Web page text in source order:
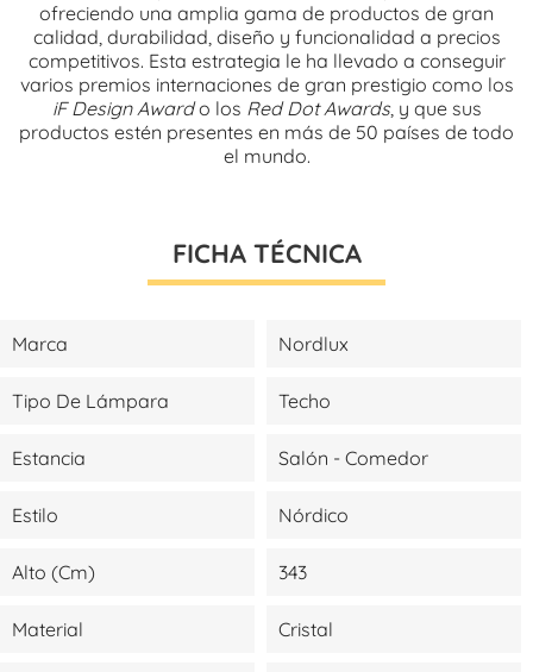
ofreciendo una amplia gama de productos de gran
calidad, durabilidad, diseño y funcionalidad a precios
competitivos. Esta estrategia le ha llevado a conseguir
varios premios internaciones de gran prestigio como los
iF Design Awardo los Red Dot Awards, y que sus
productos estén presentes en más de 50 países de todo
el mundo.
FICHA TÉCNICA
Marca Nordlux
Tipo De Lámpara Techo
Estancia Salón - Comedor
Estilo Nórdico
Alto (cm) 343
Material Cristal